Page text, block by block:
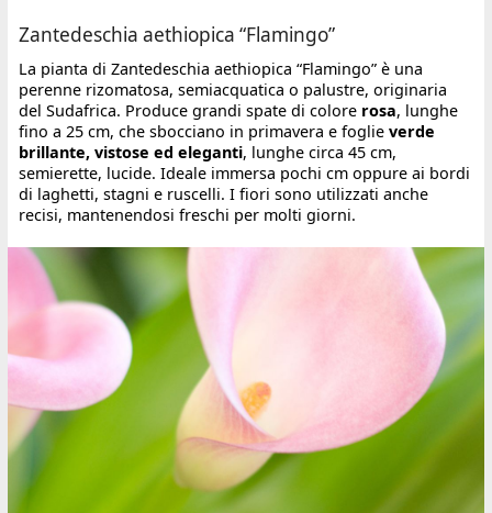
Zantedeschia aethiopica “Flamingo”
La pianta di Zantedeschia aethiopica “Flamingo” è una
perenne rizomatosa, semiacquatica o palustre, originaria
del Sudafrica. Produce grandi spate di colore rosa, lunghe
fino a 25 cm, che sbocciano in primavera e foglie verde
brillante, vistose ed eleganti, lunghe circa 45 cm,
semierette, lucide. Ideale immersa pochi cm oppure ai bordi
di laghetti, stagni e ruscelli. I fiori sono utilizzati anche
recisi, mantenendosi freschi per molti giorni.